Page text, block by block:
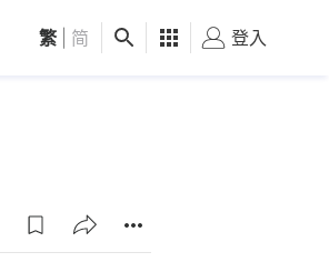
觀點 健康 好食玩飛
繁 简 登入